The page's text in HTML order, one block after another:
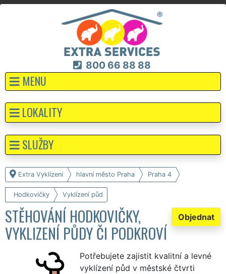
800 66 88 88
MENU
Extra Vyklízení hlavní město Praha Praha 4
Hodkovičky Vyklízení půd
Objednat
STĚHOVÁNÍ HODKOVIČKY,
VYKLIZENÍ PŮDY ČI PODKROVÍ
Potřebujete zajistit kvalitní a levné
vyklízení půd v městské čtvrti
LOKALITY
SLUŽBY